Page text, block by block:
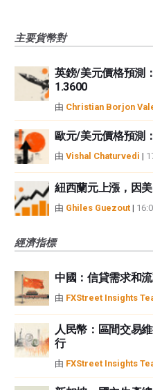
主要貨幣對
英鎊/美元價格預測
1.3600
由 Christian Borjon
歐元/美元價格預測
由 Vishal Chaturvedi |
紐西蘭元上漲，因
由 Ghiles Guezout |
經濟指標
中國：信貸需求和
由 FXStreet Insights
人民幣：區間交易
行
由 FXStreet Insights